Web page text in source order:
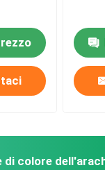
di colore